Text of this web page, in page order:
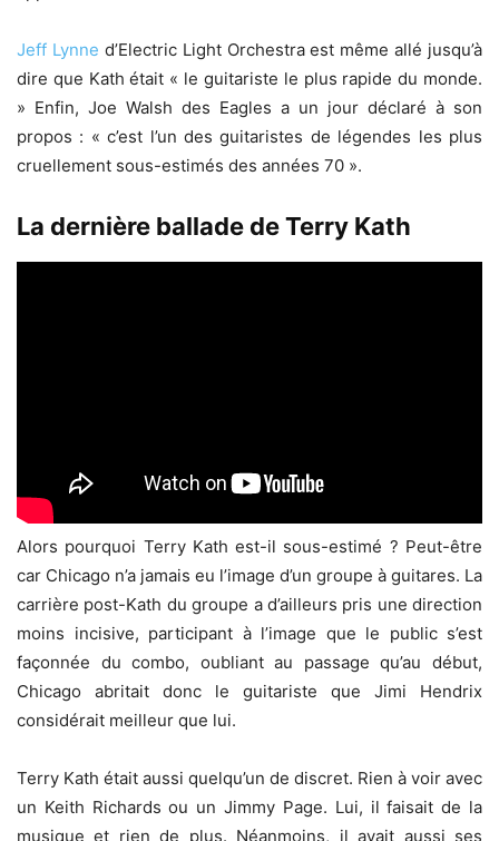
Jeff Lynne d’Electric Light Orchestra est même allé jusqu’à
dire que Kath était « le guitariste le plus rapide du monde.
» Enfin, Joe Walsh des Eagles a un jour déclaré à son
propos : « c’est l’un des guitaristes de légendes les plus
cruellement sous-estimés des années 70 ».
La dernière ballade de Terry Kath
Alors pourquoi Terry Kath est-il sous-estimé ? Peut-être
car Chicago n’a jamais eu l’image d’un groupe à guitares. La
carrière post-Kath du groupe a d’ailleurs pris une direction
moins incisive, participant à l’image que le public s’est
façonnée du combo, oubliant au passage qu’au début,
Chicago abritait donc le guitariste que Jimi Hendrix
considérait meilleur que lui.
Terry Kath était aussi quelqu’un de discret. Rien à voir avec
un Keith Richards ou un Jimmy Page. Lui, il faisait de la
musique et rien de plus. Néanmoins, il avait aussi ses